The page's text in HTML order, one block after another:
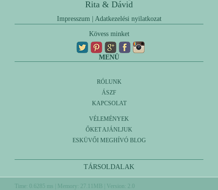
Rita & Dávid
Impresszum| Adatkezelési nyilatkozat
Kövess minket
MENÜ
RÓLUNK
ÁSZF
KAPCSOLAT
VÉLEMÉNYEK
ŐKET AJÁNLJUK
ESKÜVŐI MEGHÍVÓ BLOG
TÁRSOLDALAK
Time: 0.6285 ms | Memory: 27.11MB | Version: 2.0